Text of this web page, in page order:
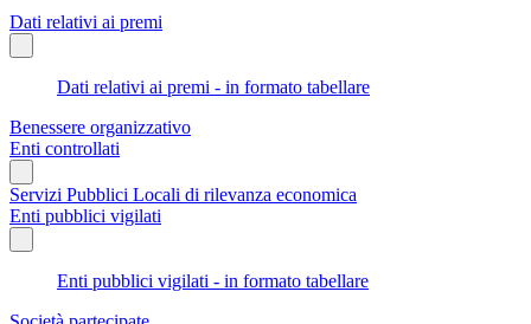
Dati relativi ai premi
Dati relativi ai premi - in formato tabellare
Benessere organizzativo
Enti controllati
Servizi Pubblici Locali di rilevanza economica
Enti pubblici vigilati
Enti pubblici vigilati - in formato tabellare